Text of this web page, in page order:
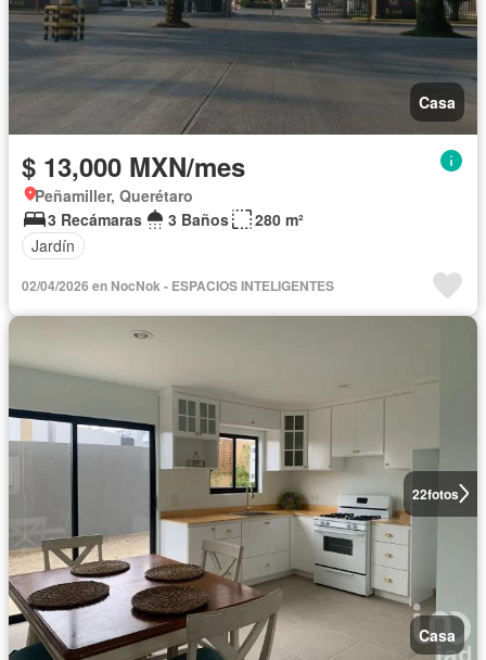
Casa
$ 13,000 MXN/mes
Peñamiller, Querétaro
3 Recámaras
3 Baños
280 m²
Jardín
02/04/2026 en NocNok - ESPACIOS INTELIGENTES
22fotos
Casa